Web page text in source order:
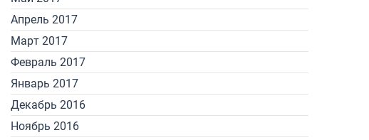
Апрель 2017
Март 2017
Февраль 2017
Январь 2017
Декабрь 2016
Ноябрь 2016